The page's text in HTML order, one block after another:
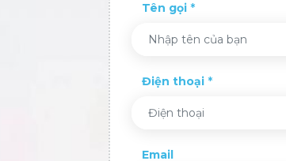
Tên gọi
Điện thoại
Email